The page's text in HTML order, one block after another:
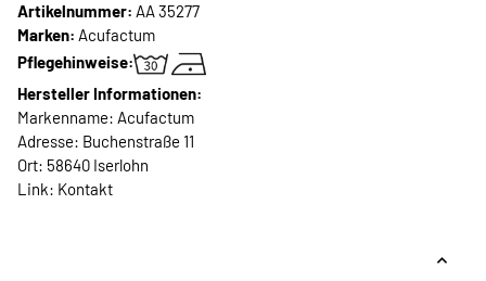
Artikelnummer: AA 35277
Marken: Acufactum
Pflegehinweise:
Hersteller Informationen:
Markenname: Acufactum
Adresse: Buchenstraße 11
Ort: 58640 Iserlohn
Link: Kontakt